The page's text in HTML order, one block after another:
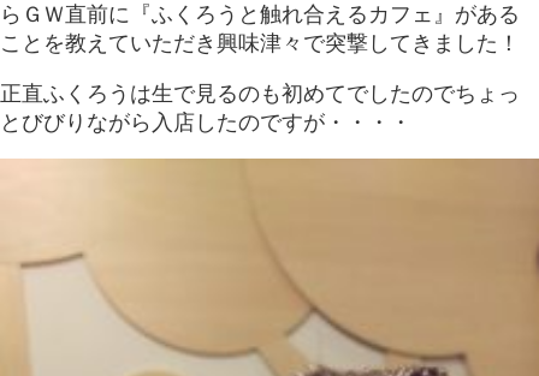
らＧＷ直前に『ふくろうと触れ合えるカフェ』がある
ことを教えていただき興味津々で突撃してきました！
正直ふくろうは生で見るのも初めてでしたのでちょっ
とびびりながら入店したのですが・・・・